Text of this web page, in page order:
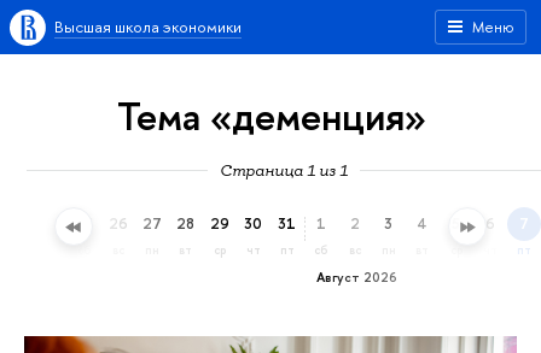
Меню
Высшая школа экономики
Тема «деменция»
Страница 1 из 1
25 26 27 28
вт
29
ср
30
чт
31
пт
Август 2026
1
сб
2
вс
3 4 5 6 7
пт